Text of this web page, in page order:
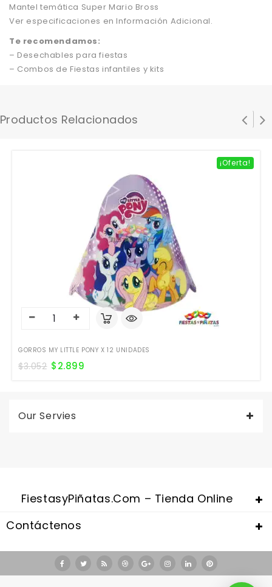
Mantel temática Super Mario Bross
Ver especificaciones en Información Adicional.
Te recomendamos:
– Desechables para fiestas
– Combos de Fiestas infantiles y kits
Productos Relacionados
¡Oferta!
GORROS MY LITTLE PONY X 12 UNIDADES
$3.052 $2.899
Our Servies
FiestasyPiñatas.com – Tienda Online
Contáctenos
Valentine's Day is coming, it's time to prepare all kinds of gifts,